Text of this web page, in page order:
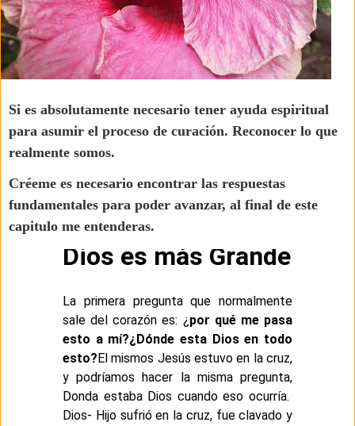
Si es absolutamente necesario tener ayuda espiritual
para asumir el proceso de curación. Reconocer lo que
realmente somos.
Créeme es necesario encontrar las respuestas
fundamentales para poder avanzar, al final de este
capitulo me entenderas.
Dios es más Grande
La primera pregunta que normalmente
sale del corazón es: ¿ por qué me pasa
esto a mí?¿Dónde esta Dios en todo
esto?El mismos Jesús estuvo en la cruz,
y podríamos hacer la misma pregunta,
Donda estaba Dios cuando eso ocurría.
Dios- Hijo sufrió en la cruz, fue clavado y